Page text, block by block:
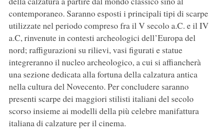
contemporaneo. Saranno esposti i principali tipi di scarpe
utilizzate nel periodo compreso fra il V secolo a.C. e il IV
a.C, rinvenute in contesti archeologici dell’Europa del
nord; raffigurazioni su rilievi, vasi figurati e statue
integreranno il nucleo archeologico, a cui si affiancherà
una sezione dedicata alla fortuna della calzatura antica
nella cultura del Novecento. Per concludere saranno
presenti scarpe dei maggiori stilisti italiani del secolo
scorso insieme ai modelli della più celebre manifattura
italiana di calzature per il cinema.